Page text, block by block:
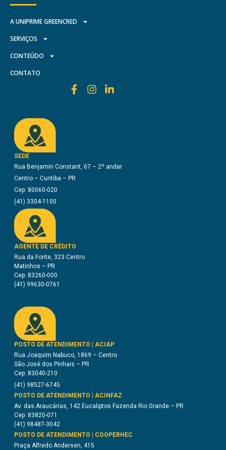
A UNIPRIME GREENCRED
SERVIÇOS
CONTEÚDO
CONTATO
SEDE
Rua Benjamin Constant, 67 – 2º andar
Centro – Curitiba – PR
Cep: 80060-020
(41) 3304-1100
AGENTE DE CRÉDITO
Rua da Fonte, 323 Centro
Matinhos – PR
Cep: 83260-000
(41) 99630-0761
POSTO DE ATENDIMENTO | ACIAP
Rua Joaquim Nabuco, 1869 – Centro
São José dos Pinhais – PR
Cep: 83040-210
(41) 98527-6745
POSTO DE ATENDIMENTO | ACINFAZ
Av. das Araucárias, 142 Eucaliptos Fazenda Rio Grande – PR
Cep: 83820-071
(41) 98487-3042
POSTO DE ATENDIMENTO | COOPERHEC
Praça Alfredo Andersen, 415